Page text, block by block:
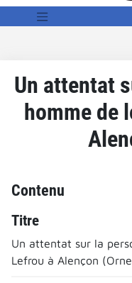
Un attentat
homme de
Contenu
Titre
Un attentat sur la
Lefrou à Alençon